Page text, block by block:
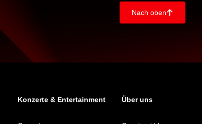
Nach oben􀄨
Konzerte & Entertainment Über uns